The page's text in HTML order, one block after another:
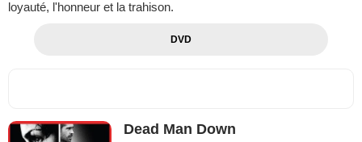
loyauté, l'honneur et la trahison.
DVD
Dead Man Down